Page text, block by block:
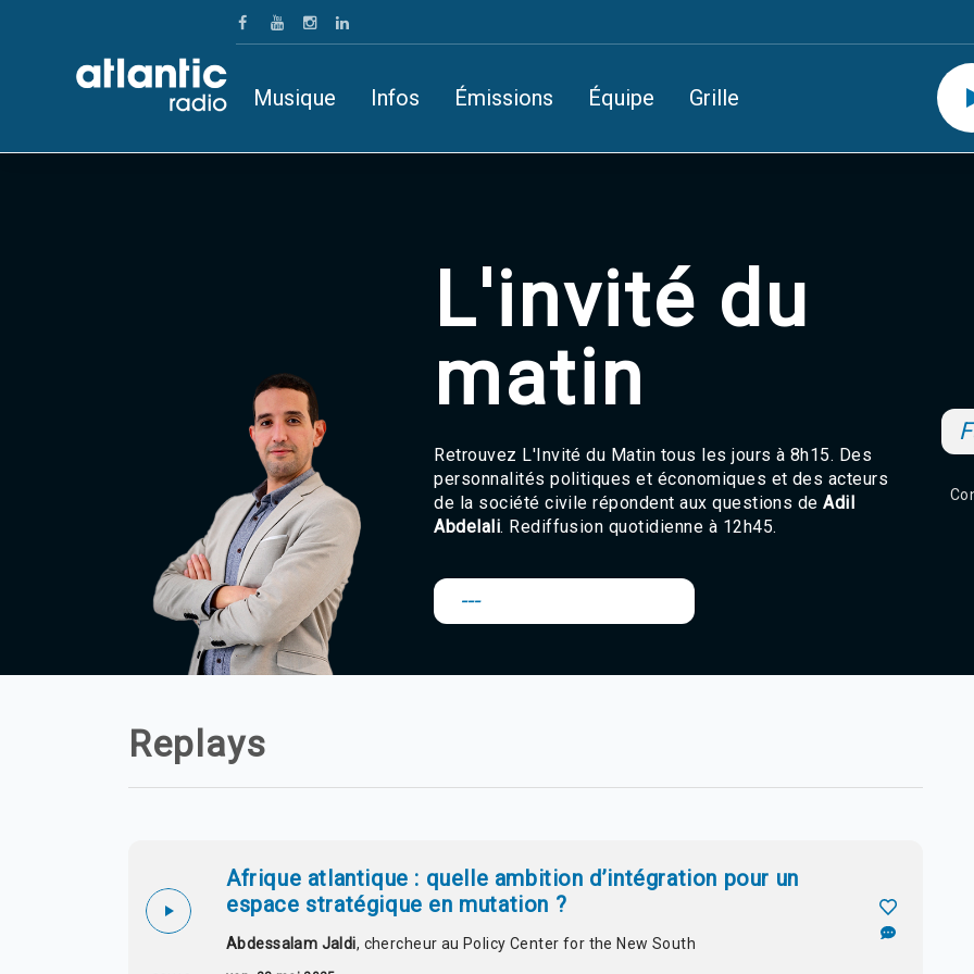
Musique Infos Émissions Équipe Grille
L'invité du
matin
Retrouvez L'Invité du Matin tous les jours à 8h15. Des
personnalités politiques et économiques et des acteurs
de la société civile répondent aux questions deAdil
Abdelali. Rediffusion quotidienne à 12h45.
---
Replays
Afrique atlantique : quelle ambition d’intégration pour un
espace stratégique en mutation ?
Abdessalam Jaldi, chercheur au Policy Center for the New South